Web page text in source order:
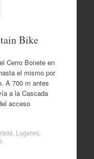
Bike
Cerro Bonete en
el mismo por
A 700 m antes
a la Cascada
acceso
Lugares,
.